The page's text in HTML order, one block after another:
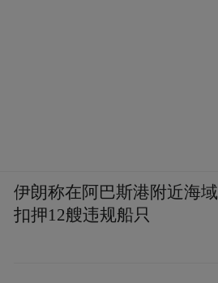
伊朗称在阿巴斯港附近海域
扣押12艘违规船只